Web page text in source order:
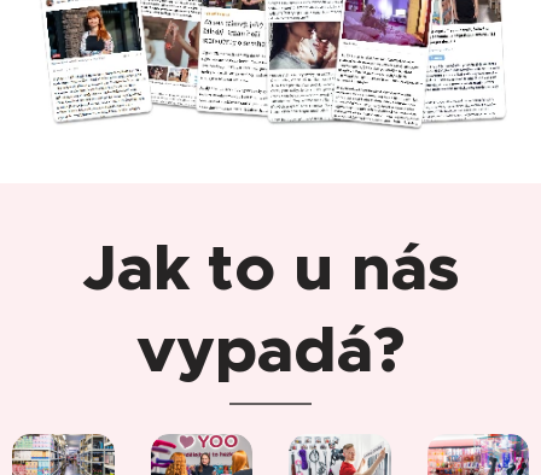
Jak to u nás
vypadá?